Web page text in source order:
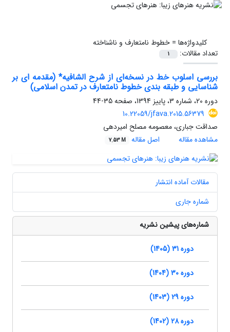
کلیدواژه‌ها =خطوط نامتعارف و ناشناخته
تعداد مقالات:
1
بررسی اسلوب خط در نسخه‌ای از شرح الشافیه* (مقدمه ای بر
شناسایی و طبقه بندی خطوط نامتعارف در تمدن اسلامی)
دوره 20، شماره 3، پاییز 1394، صفحه
35-44
10.22059/jfava.2015.56379
صداقت جباری، معصومه مصلح امیردهی
مشاهده مقاله
اصل مقاله 7.53 M
مقالات آماده انتشار
شماره جاری
شماره‌های پیشین نشریه
دوره 31 (1405)
دوره 30 (1404)
دوره 29 (1403)
دوره 28 (1402)